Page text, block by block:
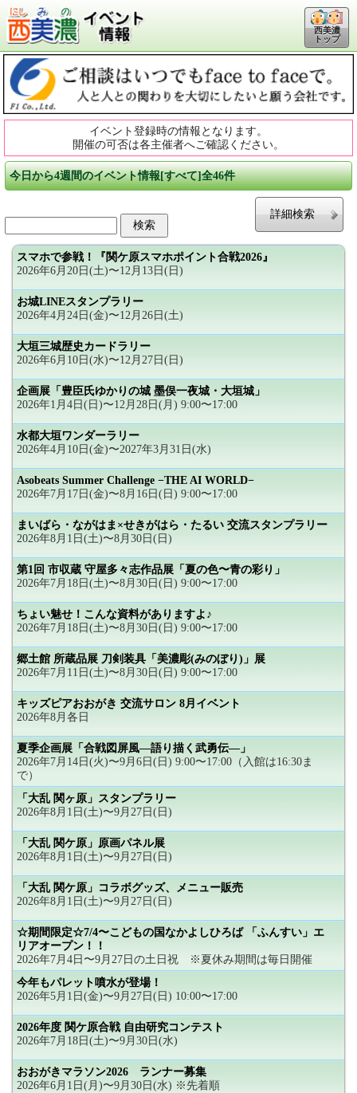
西美濃
トップ
イベント登録時の情報となります。
開催の可否は各主催者へご確認ください。
今日から4週間のイベント情報[すべて]全46件
詳細検索
スマホで参戦！『関ケ原スマホポイント合戦2026』
2026年6月20日(土)〜12月13日(日)
お城LINEスタンプラリー
2026年4月24日(金)〜12月26日(土)
大垣三城歴史カードラリー
2026年6月10日(水)〜12月27日(日)
企画展「豊臣氏ゆかりの城 墨俣一夜城・大垣城」
2026年1月4日(日)〜12月28日(月) 9:00〜17:00
水都大垣ワンダーラリー
2026年4月10日(金)〜2027年3月31日(水)
Asobeats Summer Challenge −THE AI WORLD−
2026年7月17日(金)〜8月16日(日) 9:00〜17:00
まいばら・ながはま×せきがはら・たるい 交流スタンプラリー
2026年8月1日(土)〜8月30日(日)
第1回 市収蔵 守屋多々志作品展「夏の色〜青の彩り」
2026年7月18日(土)〜8月30日(日) 9:00〜17:00
ちょい魅せ！こんな資料がありますよ♪
2026年7月18日(土)〜8月30日(日) 9:00〜17:00
郷土館 所蔵品展 刀剣装具「美濃彫(みのぼり)」展
2026年7月11日(土)〜8月30日(日) 9:00〜17:00
キッズピアおおがき 交流サロン 8月イベント
2026年8月各日
夏季企画展「合戦図屏風―語り描く武勇伝―」
2026年7月14日(火)〜9月6日(日) 9:00〜17:00（入館は16:30ま
で）
「大乱 関ヶ原」スタンプラリー
2026年8月1日(土)〜9月27日(日)
「大乱 関ケ原」原画パネル展
2026年8月1日(土)〜9月27日(日)
「大乱 関ケ原」コラボグッズ、メニュー販売
2026年8月1日(土)〜9月27日(日)
☆期間限定☆7/4〜こどもの国なかよしひろば 「ふんすい」エ
リアオープン！！
2026年7月4日〜9月27日の土日祝 ※夏休み期間は毎日開催
今年もパレット噴水が登場！
2026年5月1日(金)〜9月27日(日) 10:00〜17:00
2026年度 関ケ原合戦 自由研究コンテスト
2026年7月18日(土)〜9月30日(水)
おおがきマラソン2026 ランナー募集
2026年6月1日(月)〜9月30日(水) ※先着順